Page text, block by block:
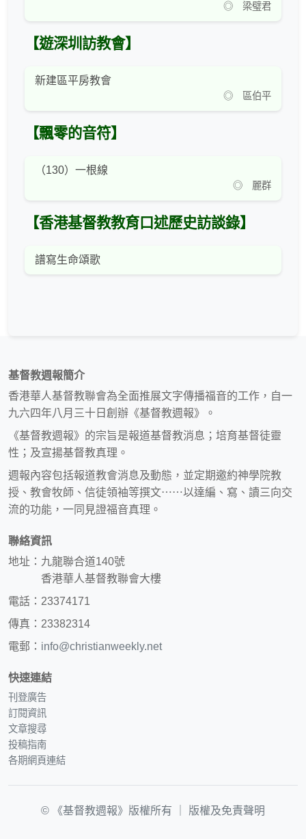
◎ 梁璧君
【遊深圳訪教會】
新建區平房教會
◎ 區伯平
【飄零的音符】
（130）一根線
◎ 麗群
【香港基督教教育口述歷史訪談錄】
譜寫生命頌歌
基督教週報簡介
香港華人基督教聯會為全面推展文字傳播福音的工作，自一
九六四年八月三十日創辦《基督教週報》。
《基督教週報》的宗旨是報道基督教消息；培育基督徒靈
性；及宣揚基督教真理。
週報內容包括報道教會消息及動態，並定期邀約神學院教
授、教會牧師、信徒領袖等撰文⋯⋯以達編、寫、讀三向交
流的功能，一同見證福音真理。
聯絡資訊
地址：九龍聯合道140號
香港華人基督教聯會大樓
電話：23374171
傳真：23382314
電郵： info@christianweekly.net
快速連結
刊登廣告
訂閱資訊
文章搜尋
投稿指南
各期網頁連結
© 《基督教週報》版權所有 ｜ 版權及免責聲明